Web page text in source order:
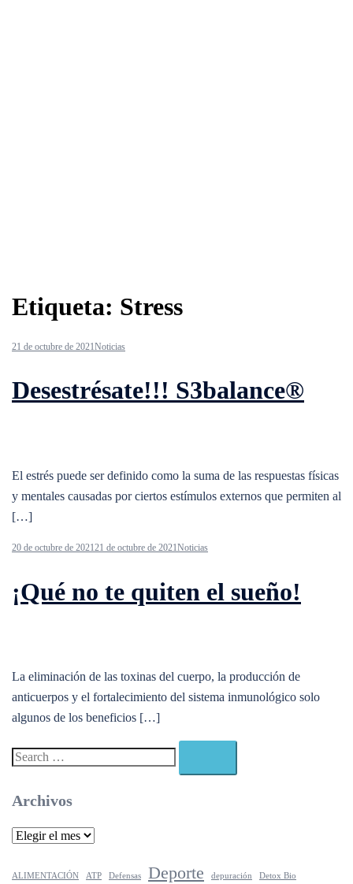
Etiqueta: Stress
21 de octubre de 2021Noticias
Desestrésate!!! S3balance®
El estrés puede ser definido como la suma de las respuestas físicas
y mentales causadas ​​por ciertos estímulos externos que permiten al
[…]
20 de octubre de 202121 de octubre de 2021Noticias
¡Qué no te quiten el sueño!
La eliminación de las toxinas del cuerpo, la producción de
anticuerpos y el fortalecimiento del sistema inmunológico solo
algunos de los beneficios […]
Search…
Archivos
Archivos
ALIMENTACIÓN ATP Defensas Deporte depuración Detox Bio